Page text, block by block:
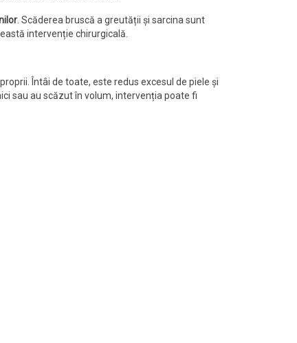
. Scăderea bruscă a greutății și sarcina sunt
intervenție chirurgicală.
Întâi de toate, este redus excesul de piele și
sau au scăzut în volum, intervenția poate fi